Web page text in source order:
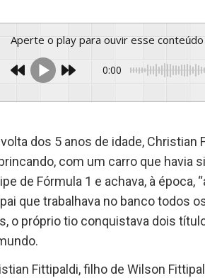
Aperte o play para ouvir esse conteúdo
0:00
dos 5 anos de idade,
com um carro que havia
de Fórmula 1 e achava, à
que trabalhava no banco todos
o próprio tio conquistava dois
Fittipaldi, filho de Wilson